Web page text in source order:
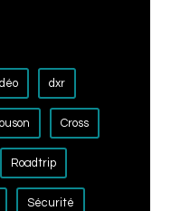
dxr
Cross
Roadtrip
Sécurité